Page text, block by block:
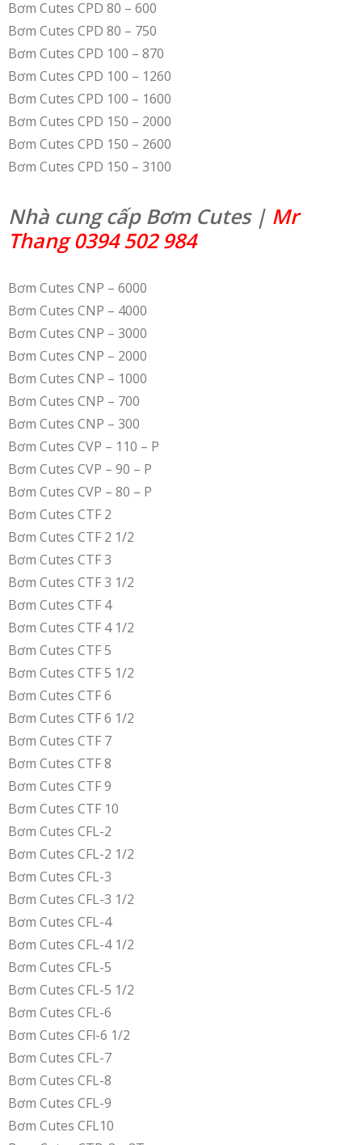
Bơm Cutes CPD 80 – 600
Bơm Cutes CPD 80 – 750
Bơm Cutes CPD 100 – 870
Bơm Cutes CPD 100 – 1260
Bơm Cutes CPD 100 – 1600
Bơm Cutes CPD 150 – 2000
Bơm Cutes CPD 150 – 2600
Bơm Cutes CPD 150 – 3100
Nhà cung cấp Bơm Cutes | Mr
Thang 0394 502 984
Bơm Cutes CNP – 6000
Bơm Cutes CNP – 4000
Bơm Cutes CNP – 3000
Bơm Cutes CNP – 2000
Bơm Cutes CNP – 1000
Bơm Cutes CNP – 700
Bơm Cutes CNP – 300
Bơm Cutes CVP – 110 – P
Bơm Cutes CVP – 90 – P
Bơm Cutes CVP – 80 – P
Bơm Cutes CTF 2
Bơm Cutes CTF 2 1/2
Bơm Cutes CTF 3
Bơm Cutes CTF 3 1/2
Bơm Cutes CTF 4
Bơm Cutes CTF 4 1/2
Bơm Cutes CTF 5
Bơm Cutes CTF 5 1/2
Bơm Cutes CTF 6
Bơm Cutes CTF 6 1/2
Bơm Cutes CTF 7
Bơm Cutes CTF 8
Bơm Cutes CTF 9
Bơm Cutes CTF 10
Bơm Cutes CFL-2
Bơm Cutes CFL-2 1/2
Bơm Cutes CFL-3
Bơm Cutes CFL-3 1/2
Bơm Cutes CFL-4
Bơm Cutes CFL-4 1/2
Bơm Cutes CFL-5
Bơm Cutes CFL-5 1/2
Bơm Cutes CFL-6
Bơm Cutes CFl-6 1/2
Bơm Cutes CFL-7
Bơm Cutes CFL-8
Bơm Cutes CFL-9
Bơm Cutes CFL10